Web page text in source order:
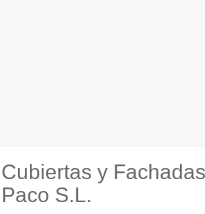
Cubiertas y
Paco S.L.